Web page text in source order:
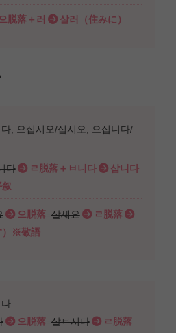
脱落＋러 살러（住みに）
, 으십시오/십시오, 으십니다/
다 ㄹ脱落＋ㅂ니다
삽니다
으脱落=살세요
ㄹ脱落
）※敬語
으脱落=살ㅂ시다
ㄹ脱落